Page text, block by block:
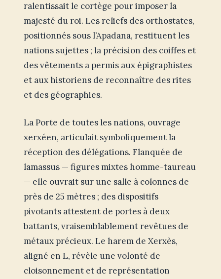
ralentissait le cortège pour imposer la
majesté du roi. Les reliefs des orthostates,
positionnés sous l’Apadana, restituent les
nations sujettes ; la précision des coiffes et
des vêtements a permis aux épigraphistes
et aux historiens de reconnaître des rites
et des géographies.
La Porte de toutes les nations, ouvrage
xerxéen, articulait symboliquement la
réception des délégations. Flanquée de
lamassus — figures mixtes homme-taureau
— elle ouvrait sur une salle à colonnes de
près de 25 mètres ; des dispositifs
pivotants attestent de portes à deux
battants, vraisemblablement revêtues de
métaux précieux. Le harem de Xerxès,
aligné en L, révèle une volonté de
cloisonnement et de représentation